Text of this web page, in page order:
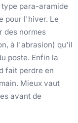
para-aramide
pour l'hiver. Le
des normes
à l'abrasion) qu'il
poste. Enfin la
fait perdre en
Mieux vaut
avant de